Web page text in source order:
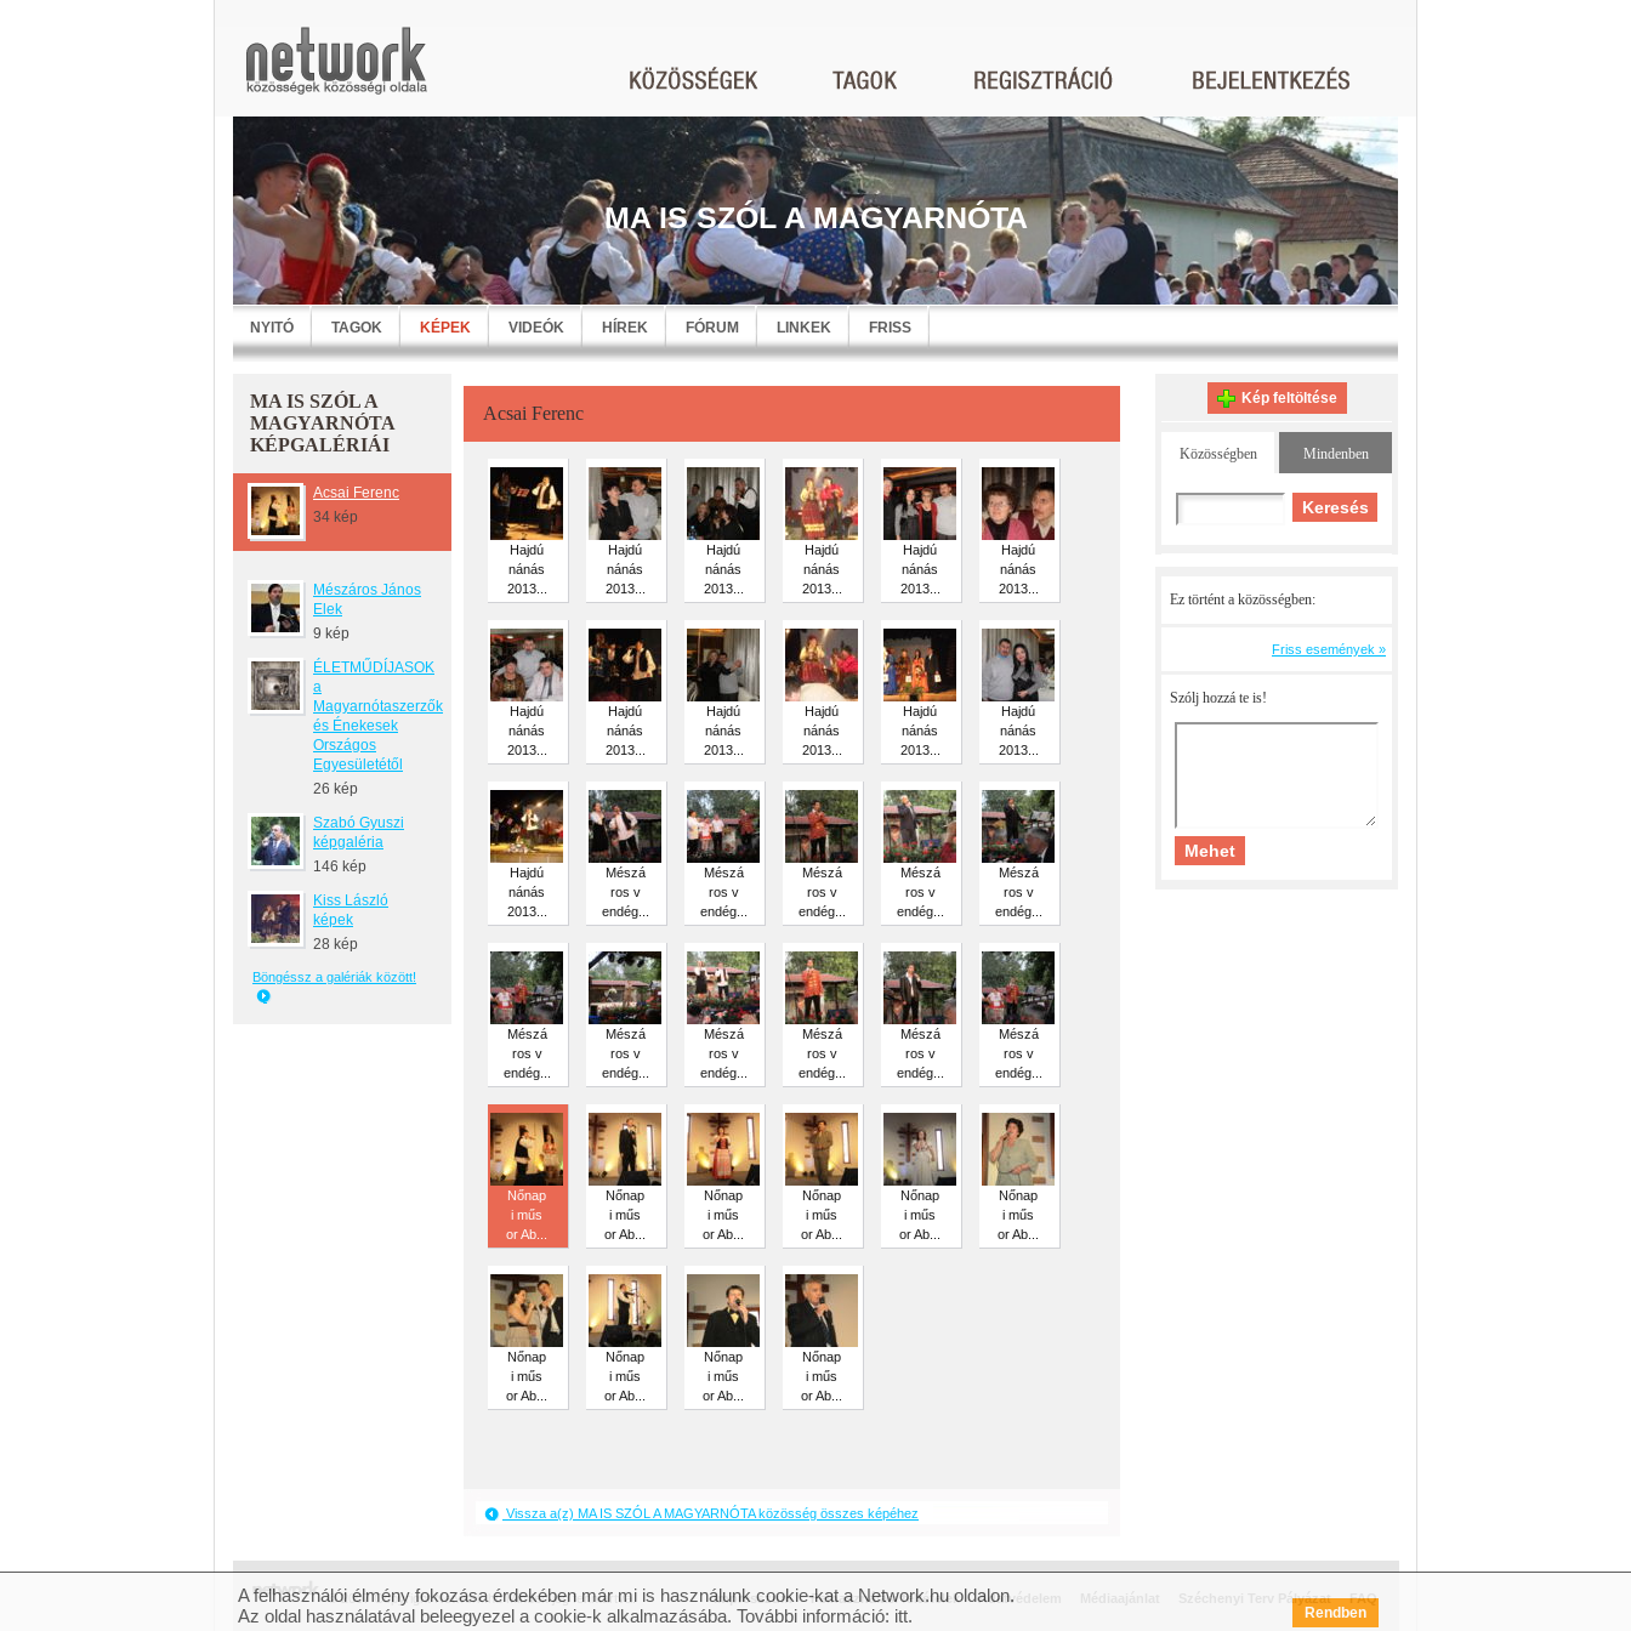
MA IS SZÓL A MAGYARNÓTA
NYITÓ TAGOK KÉPEK VIDEÓK HÍREK FÓRUM LINKEK FRISS
MA IS SZÓL A
MAGYARNÓTA
KÉPGALÉRIÁI
Acsai Ferenc
34 kép
Mészáros János
Elek
9 kép
ÉLETMŰDÍJASOK
a
Magyarnótaszerzők
és Énekesek
Országos
Egyesületétől
26 kép
Szabó Gyuszi
képgaléria
146 kép
Kiss László
képek
28 kép
Böngéssz a galériák között!
Acsai Ferenc
Hajdú
nánás
2013...
Hajdú
nánás
2013...
Hajdú
nánás
2013...
Hajdú
nánás
2013...
Hajdú
nánás
2013...
Hajdú
nánás
2013...
Hajdú
nánás
2013...
Hajdú
nánás
2013...
Hajdú
nánás
2013...
Hajdú
nánás
2013...
Hajdú
nánás
2013...
Hajdú
nánás
2013...
Hajdú
nánás
2013...
Mészá
ros v
endég...
Mészá
ros v
endég...
Mészá
ros v
endég...
Mészá
ros v
endég...
Mészá
ros v
endég...
Mészá
ros v
endég...
Mészá
ros v
endég...
Mészá
ros v
endég...
Mészá
ros v
endég...
Mészá
ros v
endég...
Mészá
ros v
endég...
Nőnap
i műs
or Ab...
Nőnap
i műs
or Ab...
Nőnap
i műs
or Ab...
Nőnap
i műs
or Ab...
Nőnap
i műs
or Ab...
Nőnap
i műs
or Ab...
Nőnap
i műs
or Ab...
Nőnap
i műs
or Ab...
Nőnap
i műs
or Ab...
Nőnap
i műs
or Ab...
Vissza a(z) MA IS SZÓL A MAGYARNÓTA közösség összes képéhez
Kép feltöltése
Közösségben Mindenben
Ez történt a közösségben:
Friss események »
Szólj hozzá te is!
© 2007 Copyright Network.hu Minden jog fenntartva. Impresszum Felhasználási feltételek Adatvédelem Széchenyi Terv Pályázat FAQ
A felhasználói élmény fokozása érdekében már mi is használunk cookie-kat a Network.hu oldalon.
Az oldal használatával beleegyezel a cookie-k alkalmazásába. További információ: itt. Rendben